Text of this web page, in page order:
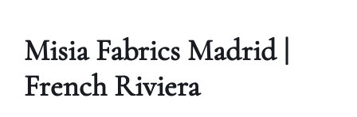
Misia Fabrics Madrid |
French Riviera